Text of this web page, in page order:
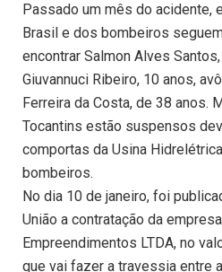
Passado um mês do acidente,
Brasil e dos bombeiros
encontrar Salmon Alves
Giuvannuci Ribeiro, 10 anos,
Ferreira da Costa, de 38 anos.
Tocantins estão suspensos
comportas da Usina
bombeiros.
No dia 10 de janeiro, foi
União a contratação da
Empreendimentos LTDA, no
que vai fazer a travessia entre